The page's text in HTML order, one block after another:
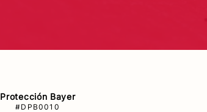
Protección Bayer
#DPB0010